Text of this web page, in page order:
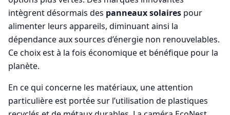
intègrent désormais des panneaux solaires pour
alimenter leurs appareils, diminuant ainsi la
dépendance aux sources d’énergie non renouvelables.
Ce choix est à la fois économique et bénéfique pour la
planète.
En ce qui concerne les matériaux, une attention
particulière est portée sur l’utilisation de plastiques